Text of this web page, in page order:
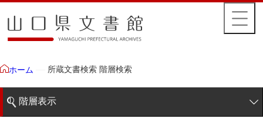
ホーム 所蔵文書検索 階層検索
階層表示